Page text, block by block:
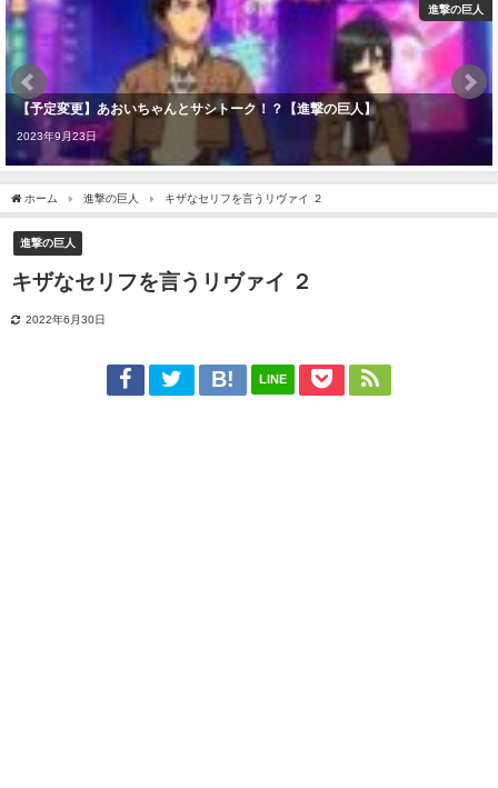
進撃の巨人
【予定変更】あおいちゃんとサシトーク！？【進撃の巨人】
2023年9月23日
ホーム 進撃の巨人 キザなセリフを言うリヴァイ ２
進撃の巨人
キザなセリフを言うリヴァイ ２
2022年6月30日
LINE